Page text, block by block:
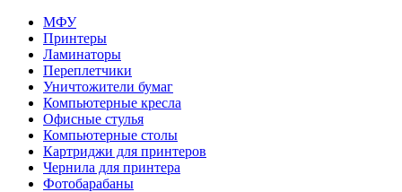
МФУ
Принтеры
Ламинаторы
Переплетчики
Уничтожители бумаг
Компьютерные кресла
Офисные стулья
Компьютерные столы
Картриджи для принтеров
Чернила для принтера
Фотобарабаны